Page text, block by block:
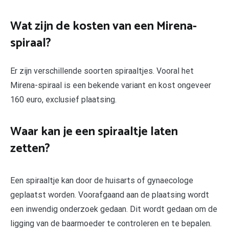
Wat zijn de kosten van een Mirena-
spiraal?
Er zijn verschillende soorten spiraaltjes. Vooral het
Mirena-spiraal is een bekende variant en kost ongeveer
160 euro, exclusief plaatsing.
Waar kan je een spiraaltje laten
zetten?
Een spiraaltje kan door de huisarts of gynaecologe
geplaatst worden. Voorafgaand aan de plaatsing wordt
een inwendig onderzoek gedaan. Dit wordt gedaan om de
ligging van de baarmoeder te controleren en te bepalen.